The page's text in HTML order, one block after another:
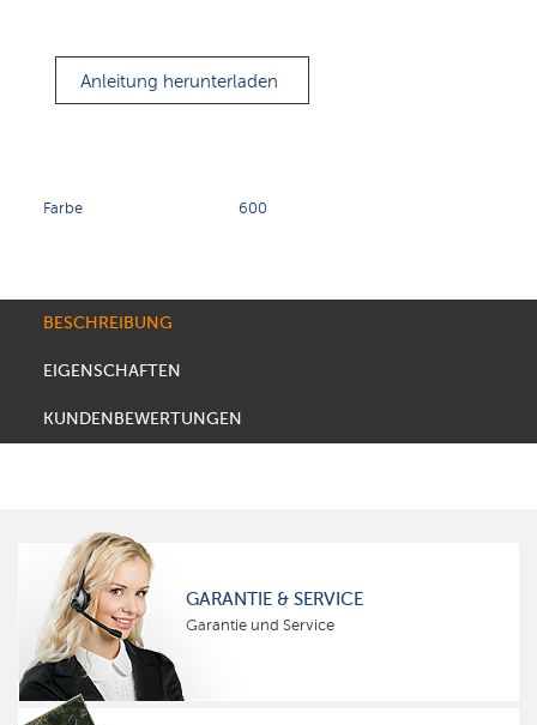
Anleitung herunterladen
Farbe 600
BESCHREIBUNG
EIGENSCHAFTEN
KUNDENBEWERTUNGEN
GARANTIE & SERVICE
Garantie und Service